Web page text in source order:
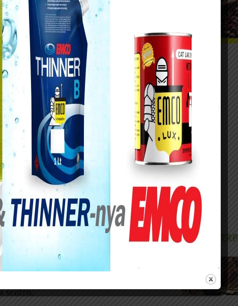
Penajam Paser Utara, Kalimantan Timur,
Ibukota Negara akan
perundang-undangan
untuk menyukseskan cita-
negeri, kini dieksekusi untuk
(IKN) memoles diri
masyarakatnya tinggi
infrastruktur menyita setiap
infrastruktur demi
dan lompatan kemajuan
sentris.
BERITA